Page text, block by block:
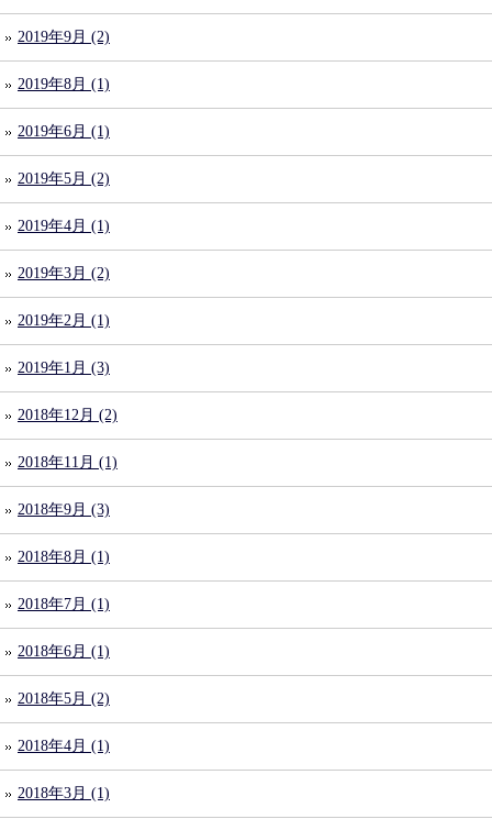
2019年9月 (2)
2019年8月 (1)
2019年6月 (1)
2019年5月 (2)
2019年4月 (1)
2019年3月 (2)
2019年2月 (1)
2019年1月 (3)
2018年12月 (2)
2018年11月 (1)
2018年9月 (3)
2018年8月 (1)
2018年7月 (1)
2018年6月 (1)
2018年5月 (2)
2018年4月 (1)
2018年3月 (1)